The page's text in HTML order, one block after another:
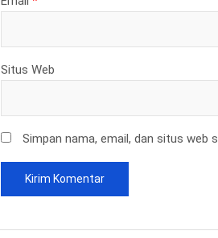
Situs Web
Simpan nama, email, dan situs web